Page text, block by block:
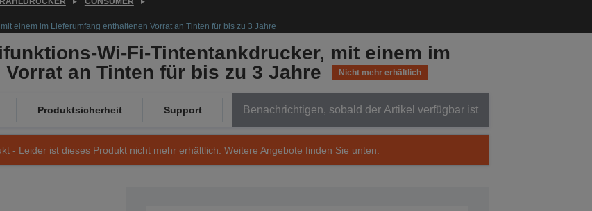
einem im Lieferumfang enthaltenen Vorrat an Tinten für bis zu 3 Jahre
Wi-Fi-Tintentankdrucker, mit einem im
an Tinten für bis zu 3 Jahre
Nicht mehr erhältlich
Produktsicherheit Support Benachrichtigen, sobald der Artikel verfügbar ist
- Leider ist dieses Produkt nicht mehr erhältlich. Weitere Angebote finden Sie unten.